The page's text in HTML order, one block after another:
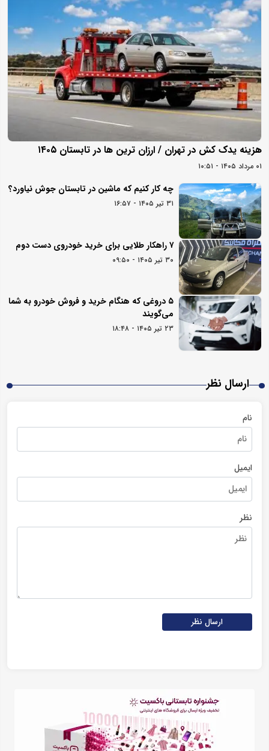
هزینه یدک کش در تهران / ارزان ترین ها در تابستان ۱۴۰۵
۰۱ مرداد ۱۴۰۵ - ۱۰:۵۱
چه کار کنیم که ماشین در تابستان جوش نیاورد؟
۳۱ تیر ۱۴۰۵ - ۱۶:۵۷
۷ راهکار طلایی برای خرید خودروی دست دوم
۳۰ تیر ۱۴۰۵ - ۰۹:۵۰
۵ دروغی که هنگام خرید و فروش خودرو به شما
می‌گویند
۲۳ تیر ۱۴۰۵ - ۱۸:۴۸
ارسال نظر
نام
ایمیل
نظر
ارسال نظر